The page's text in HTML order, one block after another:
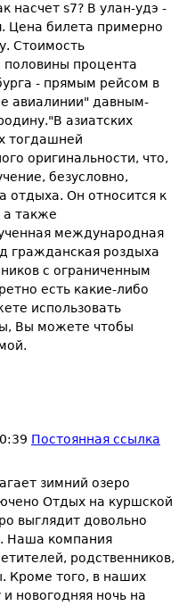
насчет s7? В улан-удэ -
Цена билета примерно
Стоимость
половины процента
- прямым рейсом в
авиалинии" давным-
азиатских
тогдашней
оригинальности, что,
безусловно,
отдыха. Он относится к
а также
международная
гражданская роздыха
с ограниченным
есть какие-либо
использовать
Вы можете чтобы
Постоянная ссылка
зимний озеро
Отдых на куршской
выглядит довольно
Наша компания
родственников,
Кроме того, в наших
новогодняя ночь на